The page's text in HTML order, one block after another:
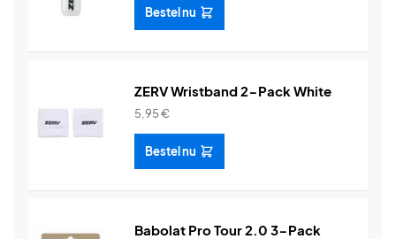
Bestel nu
ZERV Wristband 2-Pack White
5,95€
Bestel nu
Babolat Pro Tour 2.0 3-Pack